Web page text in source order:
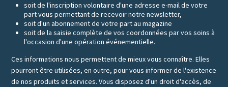
soit de l'inscription volontaire d'une adresse e-mail de votre
part vous permettant de recevoir notre newsletter,
soit d'un abonnement de votre part au magazine
soit de la saisie complète de vos coordonnées par vos soins à
l'occasion d'une opération événementielle.
Ces informations nous permettent de mieux vous connaître. Elles
pourront être utilisées, en outre, pour vous informer de l'existence
de nos produits et services. Vous disposez d'un droit d'accès, de